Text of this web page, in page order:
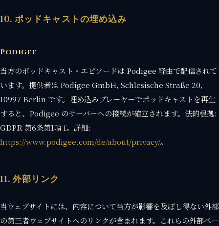
10. ポッドキャストの埋め込み
Podigee
当方のポッドキャスト・エピソードは Podigee 経由で配信されて
います。提供者は Podigee GmbH, Schlesische Straße 20,
10997 Berlin です。埋め込みプレーヤーでポッドキャストを再生
すると、Podigee のサーバーへの接続が確立されます。法的根拠:
GDPR 第6条第1項 f。詳細:
https://www.podigee.com/de/about/privacy/。
11. 外部リンク
当ウェブサイトには、内容について当方が影響を及ぼし得ない外部
の第三者ウェブサイトへのリンクが含まれます。これらの外部ペー